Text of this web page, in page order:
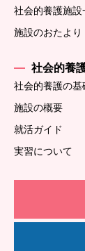
社会的養護施設
施設のおたより
社会的養
社会的養護の基
施設の概要
就活ガイド
実習について